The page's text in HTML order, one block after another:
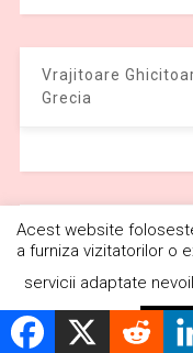
Vrajitoare
Grecia
Vrajitoare
Ungaria
Acest website
a furniza vizitatorilor o
servicii adaptate